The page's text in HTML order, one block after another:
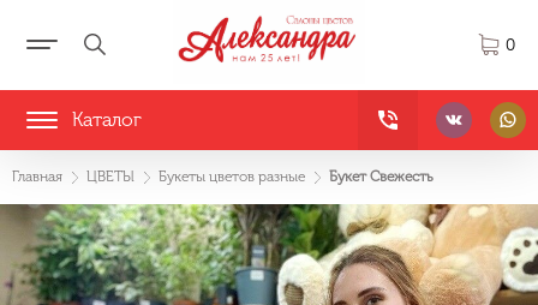
0
Каталог
Главная ЦВЕТЫ Букеты цветов разные Букет Свежесть